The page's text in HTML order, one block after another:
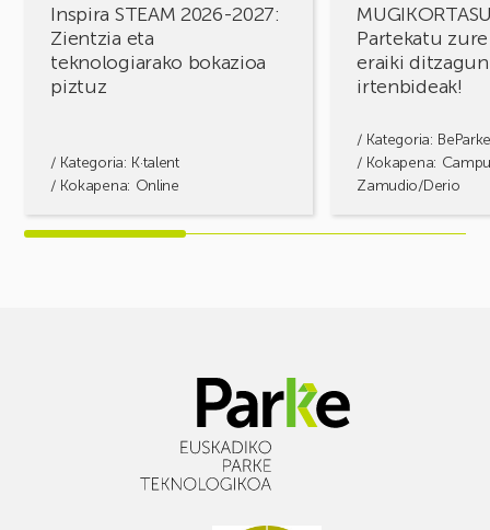
Inspira STEAM 2026-2027:
Zientzia eta
teknologiarako bokazioa
piztuz
/ Kategoria: K·talent
/ Kokapena: Online
Partekatu
eraiki ditzagun
irtenbideak!
/ Kategoria:
/ Kokapena:
Zamudio/Derio